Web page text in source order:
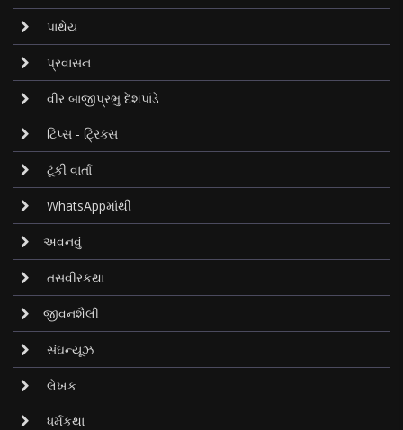
પાથેય
પ્રવાસન
વીર બાજીપ્રભુ દેશપાંડે
ટિપ્સ - ટ્રિક્સ
ટૂંકી વાર્તા
WhatsAppમાંથી
અવનવું
તસવીરકથા
જીવનશૈલી
સંઘન્યૂઝ
લેખક
ધર્મકથા